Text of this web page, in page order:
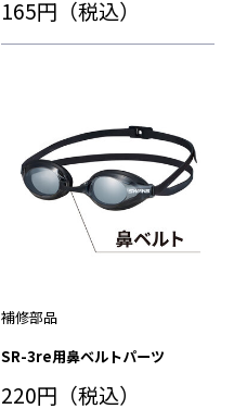
165円（税込）
補修部品
SR-3re用鼻ベルトパーツ
220円（税込）